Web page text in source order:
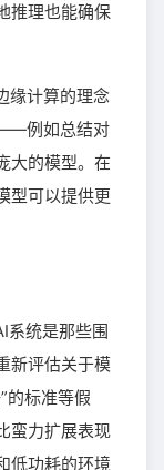
推理也能确保
缘计算的理念
例如总结对
大的模型。在
型可以提供更
系统是那些围
新评估关于模
的标准等假
蛮力扩展表现
低功耗的环境